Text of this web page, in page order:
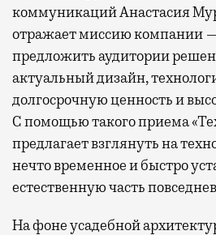
коммуникаций Анастасия
отражает миссию компании
предложить аудитории
актуальный дизайн,
долгосрочную ценность и
С помощью такого приема
предлагает взглянуть на
нечто временное и быстро
естественную часть
На фоне усадебной